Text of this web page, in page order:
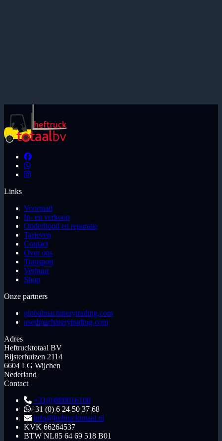
Links
Voorraad
In- en verkoop
Onderhoud en reparatie
Tarieven
Contact
Over ons
Transport
Verhuur
Shop
Onze partners
globalmachinerytrading.com
usedmachinerytrading.com
Adres
Heftrucktotaal BV
Bijsterhuizen 2114
6604 LG Wijchen
Nederland
Contact
+31(0)880016100
+31 (0) 6 24 50 37 68
info@heftrucktotaal.nl
KVK 66264537
BTW NL85 64 69 518 B01